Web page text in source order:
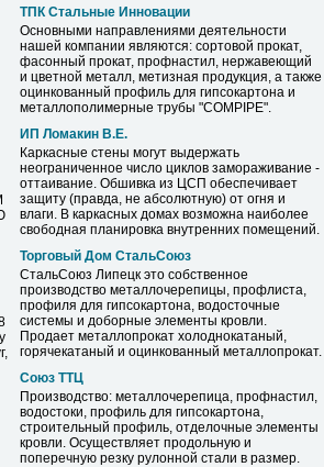
ТПК Стальные Инновации
Основными направлениями деятельности
нашей компании являются: сортовой прокат,
фасонный прокат, профнастил, нержавеющий
и цветной металл, метизная продукция, а также
оцинкованный профиль для гипсокартона и
металлополимерные трубы "COMPIPE".
ИП Ломакин В.Е.
Каркасные стены могут выдержать
неограниченное число циклов замораживание -
оттаивание. Обшивка из ЦСП обеспечивает
защиту (правда, не абсолютную) от огня и
влаги. В каркасных домах возможна наиболее
свободная планировка внутренних помещений.
Торговый Дом СтальСоюз
СтальСоюз Липецк это собственное
производство металлочерепицы, профлиста,
профиля для гипсокартона, водосточные
системы и доборные элементы кровли.
Продает металлопрокат холоднокатаный,
горячекатаный и оцинкованный металлопрокат.
Союз ТТЦ
Производство: металлочерепица, профнастил,
водостоки, профиль для гипсокартона,
строительный профиль, отделочные элементы
кровли. Осуществляет продольную и
поперечную резку рулонной стали в размер.